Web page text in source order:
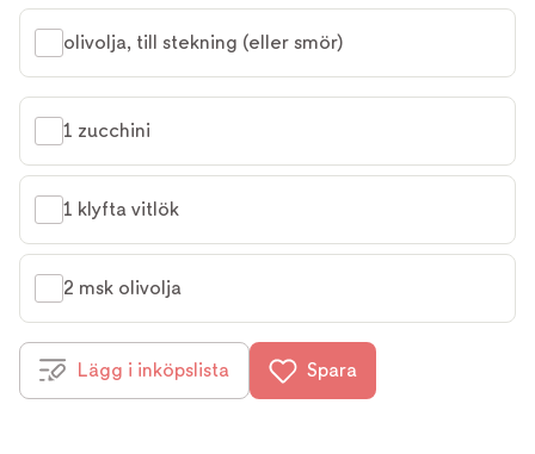
olivolja, till stekning (eller smör)
1 zucchini
1 klyfta vitlök
2 msk olivolja
Lägg i inköpslista Spara